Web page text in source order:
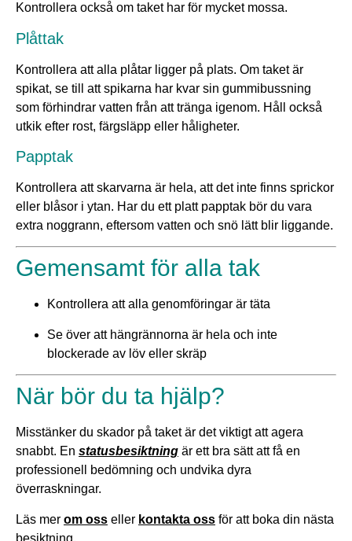
Kontrollera också om taket har för mycket mossa.
Plåttak
Kontrollera att alla plåtar ligger på plats. Om taket är
spikat, se till att spikarna har kvar sin gummibussning
som förhindrar vatten från att tränga igenom. Håll också
utkik efter rost, färgsläpp eller håligheter.
Papptak
Kontrollera att skarvarna är hela, att det inte finns sprickor
eller blåsor i ytan. Har du ett platt papptak bör du vara
extra noggrann, eftersom vatten och snö lätt blir liggande.
Gemensamt för alla tak
Kontrollera att alla genomföringar är täta
Se över att hängrännorna är hela och inte
blockerade av löv eller skräp
När bör du ta hjälp?
Misstänker du skador på taket är det viktigt att agera
snabbt. En statusbesiktning är ett bra sätt att få en
professionell bedömning och undvika dyra
överraskningar.
Läs mer om oss eller kontakta oss för att boka din nästa
besiktning.